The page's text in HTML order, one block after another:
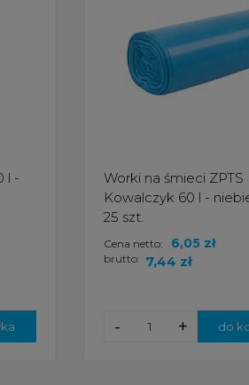
l -
Worki na śmieci ZPTS
Kowalczyk 60 l -
25 szt.
brutto: 7,44 zł
Cena netto: 6,05 zł
+
- do